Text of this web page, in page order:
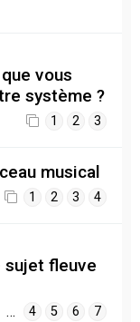
vous
système ?
1 2 3
musical
1 2 3 4
sujet fleuve
… 4 5 6 7